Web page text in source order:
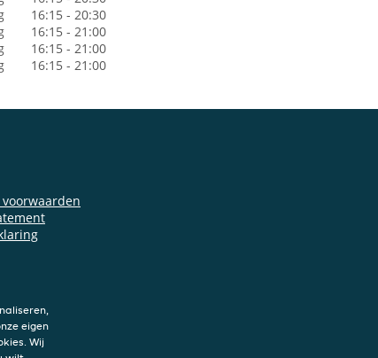
16:15 - 20:30
16:15 - 21:00
16:15 - 21:00
16:15 - 21:00
eigen
Wij